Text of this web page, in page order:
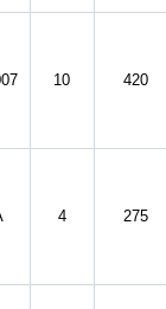
10 420
4 275